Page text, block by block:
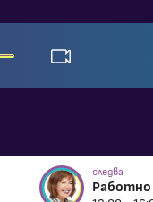
следва
Работно